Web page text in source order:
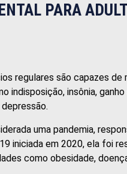
PARA
regulares são capazes de
indisposição, insônia,
uma pandemia,
iniciada em 2020, ela foi
como obesidade,